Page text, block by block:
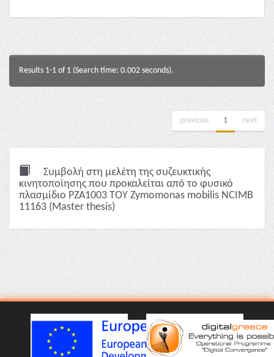
Results 1-1 of 1 (Search time: 0.002 seconds).
previous 1 next
Συμβολή στη μελέτη της συζευκτικής
κινητοποίησης που προκαλείται από το φυσικό
πλασμίδιο PZA1003 ΤΟΥ Zymomonas mobilis NCIΜB
11163 (Master thesis)